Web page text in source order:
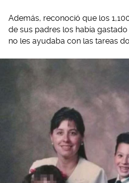
Además, reconoció que los
de sus padres los había
no les ayudaba con las tareas